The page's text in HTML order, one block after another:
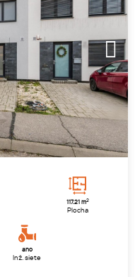
117.21 m2
Plocha
áno
Inž. siete